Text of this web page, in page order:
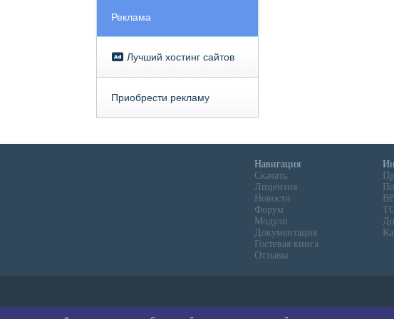
Реклама
Лучший хостинг сайтов
Приобрести рекламу
Навигация
Скачать
Лицензия
Новости
Форум
Модули
Документация
Гостевая книга
Отзывы